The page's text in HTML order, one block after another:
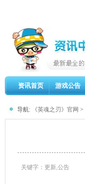
资讯首页 游戏公告
导航: 《英魂之刃》官网 >
关键字：更新,公告